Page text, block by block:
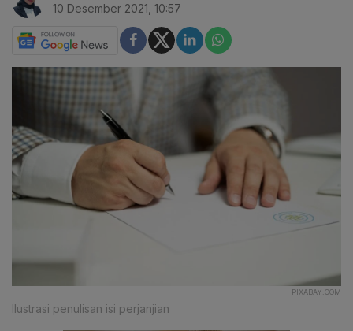
10 Desember 2021, 10:57
PIXABAY.COM
Ilustrasi penulisan isi perjanjian